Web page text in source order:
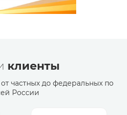
клиенты
частных до федеральных по
России